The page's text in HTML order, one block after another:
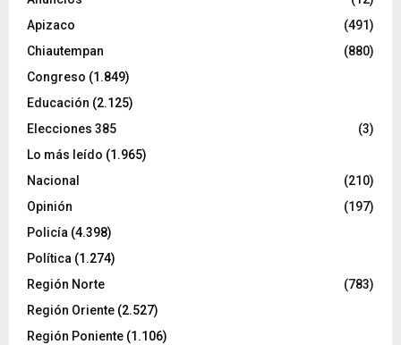
Apizaco
(491)
Chiautempan
(880)
Congreso (1.849)
Educación (2.125)
Elecciones 385
(3)
Lo más leído (1.965)
Nacional
(210)
Opinión
(197)
Policía (4.398)
Política (1.274)
Región Norte
(783)
Región Oriente (2.527)
Región Poniente (1.106)